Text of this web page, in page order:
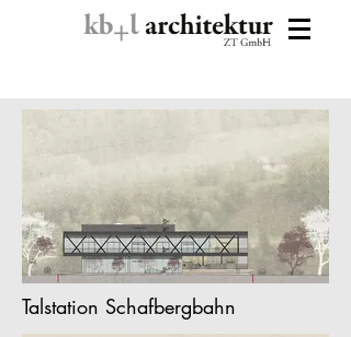
Talstation Schafbergbahn